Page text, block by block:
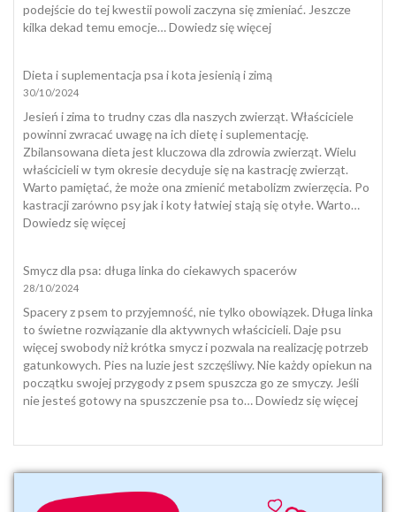
podejście do tej kwestii powoli zaczyna się zmieniać. Jeszcze
kilka dekad temu emocje…Dowiedz się więcej:
Jak
Polsce
przeżywamy
śmierć
zwierząt
domowych
i
nią
Dieta i suplementacja psa i kota jesienią i zimą
30/10/2024
Jesień i zima to trudny czas dla naszych zwierząt. Właściciele
powinni zwracać uwagę na ich dietę i suplementację.
Zbilansowana dieta jest kluczowa dla zdrowia zwierząt. Wielu
właścicieli w tym okresie decyduje się na kastrację zwierząt.
Warto pamiętać, że może ona zmienić metabolizm zwierzęcia. Po
kastracji zarówno psy jak i koty łatwiej stają się otyłe. Warto…
Dowiedz się więcej:
suplementacja
i
kota
jesienią
i
zimą
Smycz dla psa: długa linka do ciekawych spacerów
28/10/2024
Spacery z psem to przyjemność, nie tylko obowiązek. Długa linka
to świetne rozwiązanie dla aktywnych właścicieli. Daje psu
więcej swobody niż krótka smycz i pozwala na realizację potrzeb
gatunkowych. Pies na luzie jest szczęśliwy. Nie każdy opiekun na
początku swojej przygody z psem spuszcza go ze smyczy. Jeśli
nie jesteś gotowy na spuszczenie psa to…Dowiedz się więcej:
długa